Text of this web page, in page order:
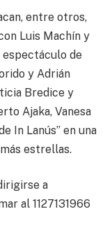
entre otros,
Luis Machín y
espectáculo de
y Adrián
Bredice y
Ajaka, Vanesa
In Lanús” en una
estrellas.
a
al 1127131966